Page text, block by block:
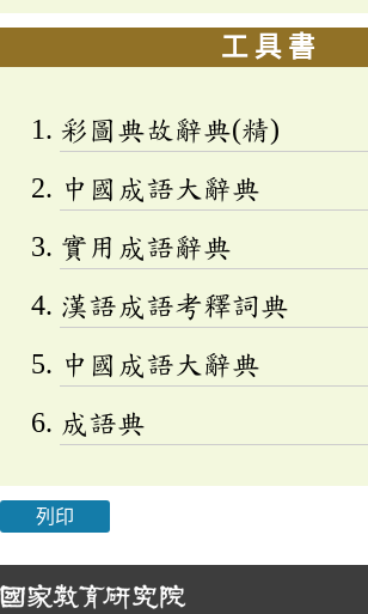
工 具 書
彩圖典故辭典(精)
中國成語大辭典
實用成語辭典
漢語成語考釋詞典
中國成語大辭典
成語典
列印